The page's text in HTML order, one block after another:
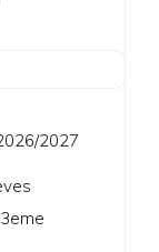
2027